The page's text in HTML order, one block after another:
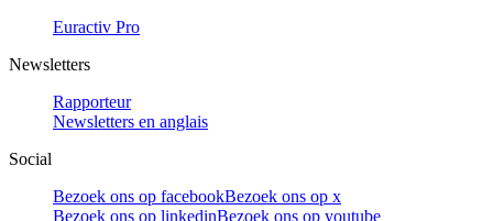
Euractiv Pro
Newsletters
Rapporteur
Newsletters en anglais
Social
Bezoek ons op facebookBezoek ons op x
Bezoek ons op linkedinBezoek ons op youtube